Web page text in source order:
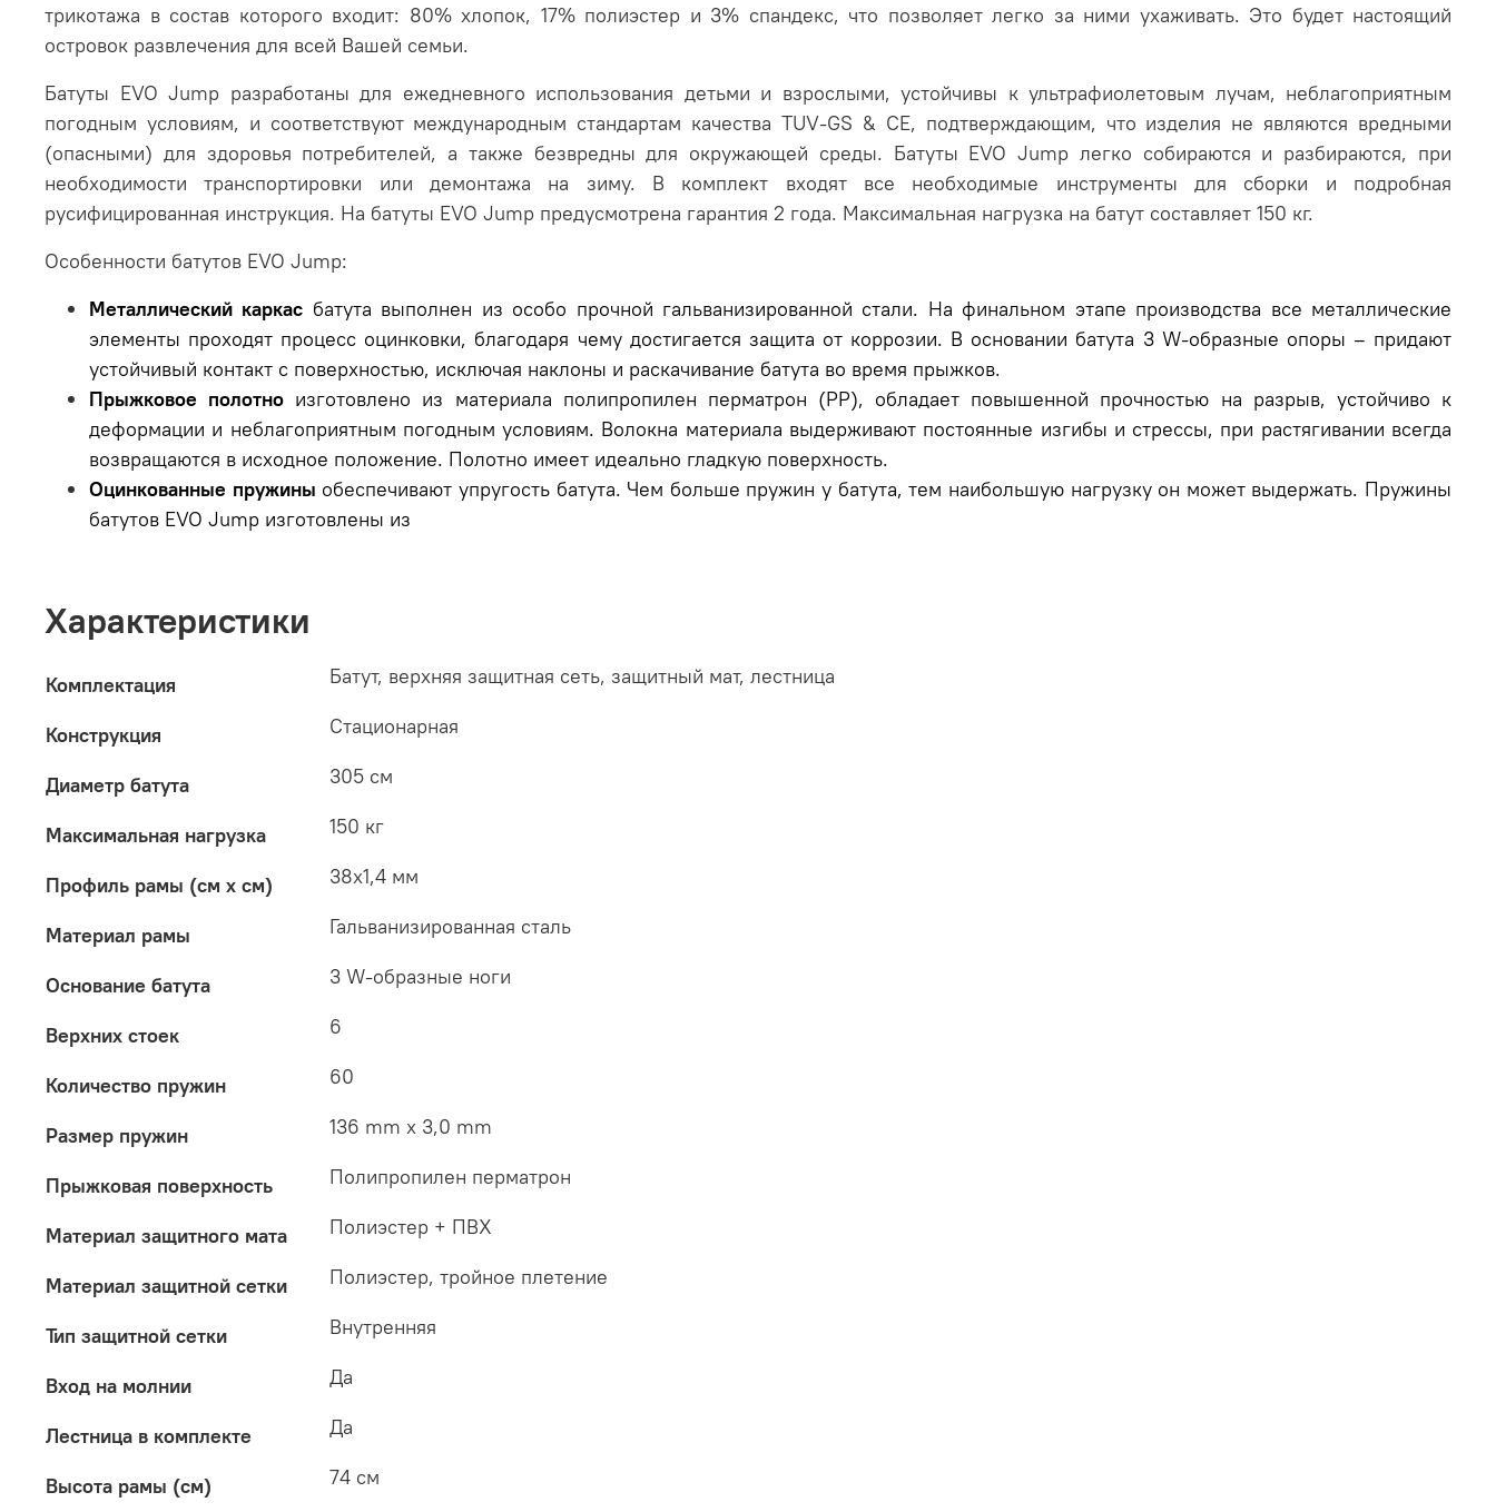
трикотажа в состав которого входит: 80% хлопок, 17% полиэстер и 3% спандекс, что позволяет легко за ними ухаживать. Это будет настоящий
островок развлечения для всей Вашей семьи.
Батуты EVO Jump разработаны для ежедневного использования детьми и взрослыми, устойчивы к ультрафиолетовым лучам, неблагоприятным
погодным условиям, и соответствуют международным стандартам качества TUV-GS & CE, подтверждающим, что изделия не являются вредными
(опасными) для здоровья потребителей, а также безвредны для окружающей среды. Батуты EVO Jump легко собираются и разбираются, при
необходимости транспортировки или демонтажа на зиму. В комплект входят все необходимые инструменты для сборки и подробная
русифицированная инструкция. На батуты EVO Jump предусмотрена гарантия 2 года. Максимальная нагрузка на батут составляет 150 кг.
Особенности батутов EVO Jump:
Металлический каркас батута выполнен из особо прочной гальванизированной стали. На финальном этапе производства все металлические
элементы проходят процесс оцинковки, благодаря чему достигается защита от коррозии. В основании батута 3 W-образные опоры – придают
устойчивый контакт с поверхностью, исключая наклоны и раскачивание батута во время прыжков.
Прыжковое полотно изготовлено из материала полипропилен перматрон (PP), обладает повышенной прочностью на разрыв, устойчиво к
деформации и неблагоприятным погодным условиям. Волокна материала выдерживают постоянные изгибы и стрессы, при растягивании всегда
возвращаются в исходное положение. Полотно имеет идеально гладкую поверхность.
Оцинкованные пружины обеспечивают упругость батута. Чем больше пружин у батута, тем наибольшую нагрузку он может выдержать. Пружины
батутов EVO Jump изготовлены из
Характеристики
Комплектация Батут, верхняя защитная сеть, защитный мат, лестница
Конструкция Стационарная
Диаметр батута 305 см
Максимальная нагрузка 150 кг
Профиль рамы (см x см) 38х1,4 мм
Материал рамы Гальванизированная сталь
Основание батута 3 W-образные ноги
Верхних стоек 6
Количество пружин 60
Размер пружин 136 mm х 3,0 mm
Прыжковая поверхность Полипропилен перматрон
Материал защитного мата Полиэстер + ПВХ
Материал защитной сетки Полиэстер, тройное плетение
Тип защитной сетки Внутренняя
Вход на молнии Да
Лестница в комплекте Да
Высота рамы (см) 74 см